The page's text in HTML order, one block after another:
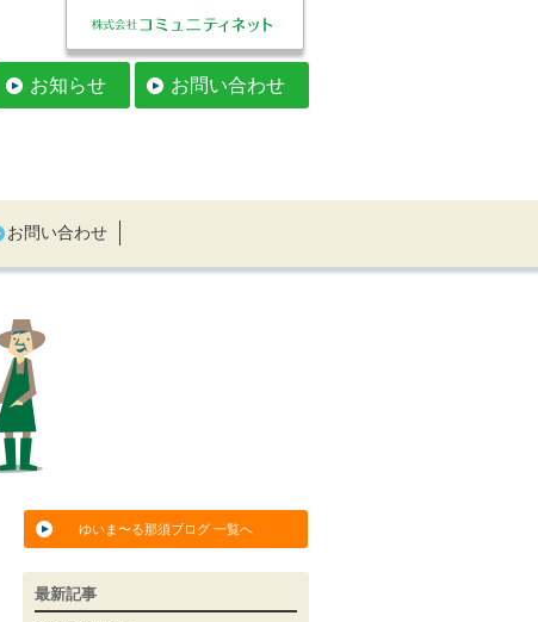
お知らせ お問い合わせ
お問い合わせ
ゆいま〜る那須ブログ 一覧へ
最新記事